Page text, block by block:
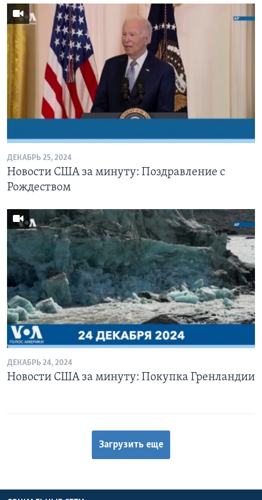
ДЕКАБРЬ 25, 2024
Новости США за минуту: Поздравление с
Рождеством
ДЕКАБРЬ 24, 2024
Новости США за минуту: Покупка Гренландии
Загрузить еще